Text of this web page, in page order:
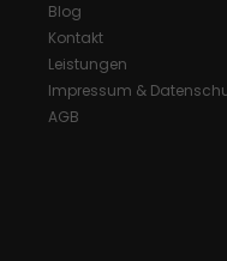
Blog
Kontakt
Leistungen
Impressum &
AGB